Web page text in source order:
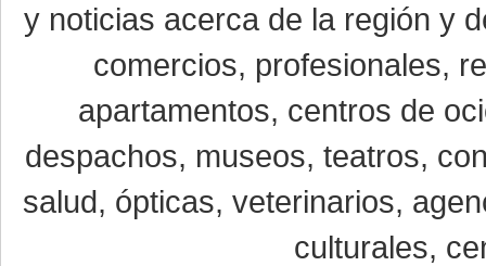
y noticias acerca de la región y
comercios, profesionales,
apartamentos, centros de
despachos, museos, teatros,
salud, ópticas, veterinarios,
culturales,